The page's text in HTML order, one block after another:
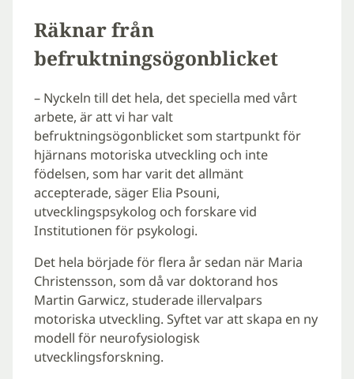
Räknar från
befruktningsögonblicket
– Nyckeln till det hela, det speciella med vårt
arbete, är att vi har valt
befruktningsögonblicket som startpunkt för
hjärnans motoriska utveckling och inte
födelsen, som har varit det allmänt
accepterade, säger Elia Psouni,
utvecklingspsykolog och forskare vid
Institutionen för psykologi.
Det hela började för flera år sedan när Maria
Christensson, som då var doktorand hos
Martin Garwicz, studerade illervalpars
motoriska utveckling. Syftet var att skapa en ny
modell för neurofysiologisk
utvecklingsforskning.